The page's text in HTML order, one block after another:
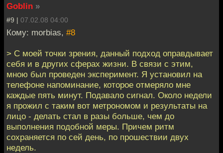
Goblin »
#9 | 07.02.08 04:00
Кому: morbias, #8
> С моей точки зрения, данный подход оправдывает
себя и в других сферах жизни. В связи с этим,
мною был проведен эксперимент. Я установил на
телефоне напоминание, которое отмеряло мне
каждые пять минут. Подавало сигнал. Около недели
я прожил с таким вот метрономом и результаты на
лицо - делать стал в разы больше, чем до
выполнения подобной меры. Причем ритм
сохраняется по сей день, по прошествии двух
недель.